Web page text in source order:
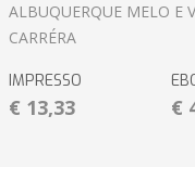
ALBUQUERQUE MELO E
CARRÉRA
IMPRESSO
€ 13,33 €